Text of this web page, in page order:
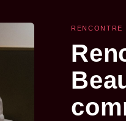
RENCONTRE